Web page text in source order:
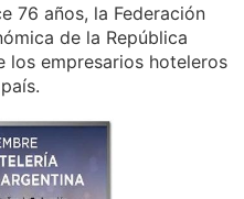
76 años, la Federación
de la República
los empresarios hoteleros